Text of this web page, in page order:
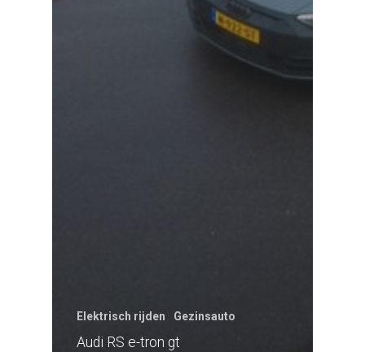
Elektrisch rijden Gezinsauto
Audi RS e-tron gt